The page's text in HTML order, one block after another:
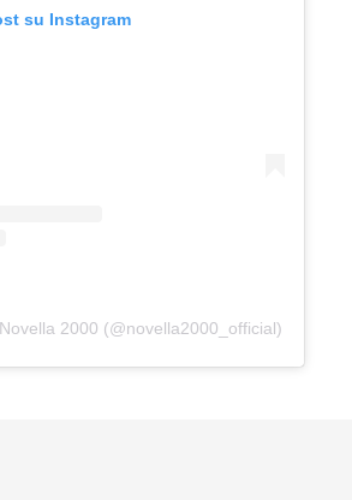
su Instagram
2000 (@novella2000_official)